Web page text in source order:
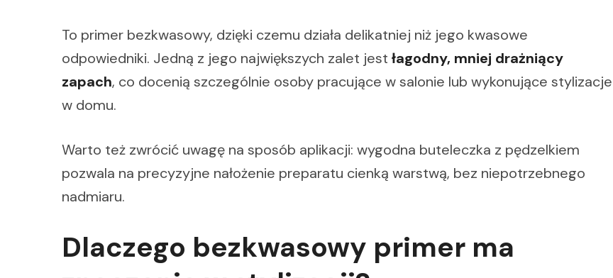
To primer bezkwasowy, dzięki czemu działa delikatniej niż jego kwasowe
odpowiedniki. Jedną z jego największych zalet jest łagodny, mniej drażniący
zapach, co docenią szczególnie osoby pracujące w salonie lub wykonujące stylizacje
w domu.
Warto też zwrócić uwagę na sposób aplikacji: wygodna buteleczka z pędzelkiem
pozwala na precyzyjne nałożenie preparatu cienką warstwą, bez niepotrzebnego
nadmiaru.
Dlaczego bezkwasowy primer ma